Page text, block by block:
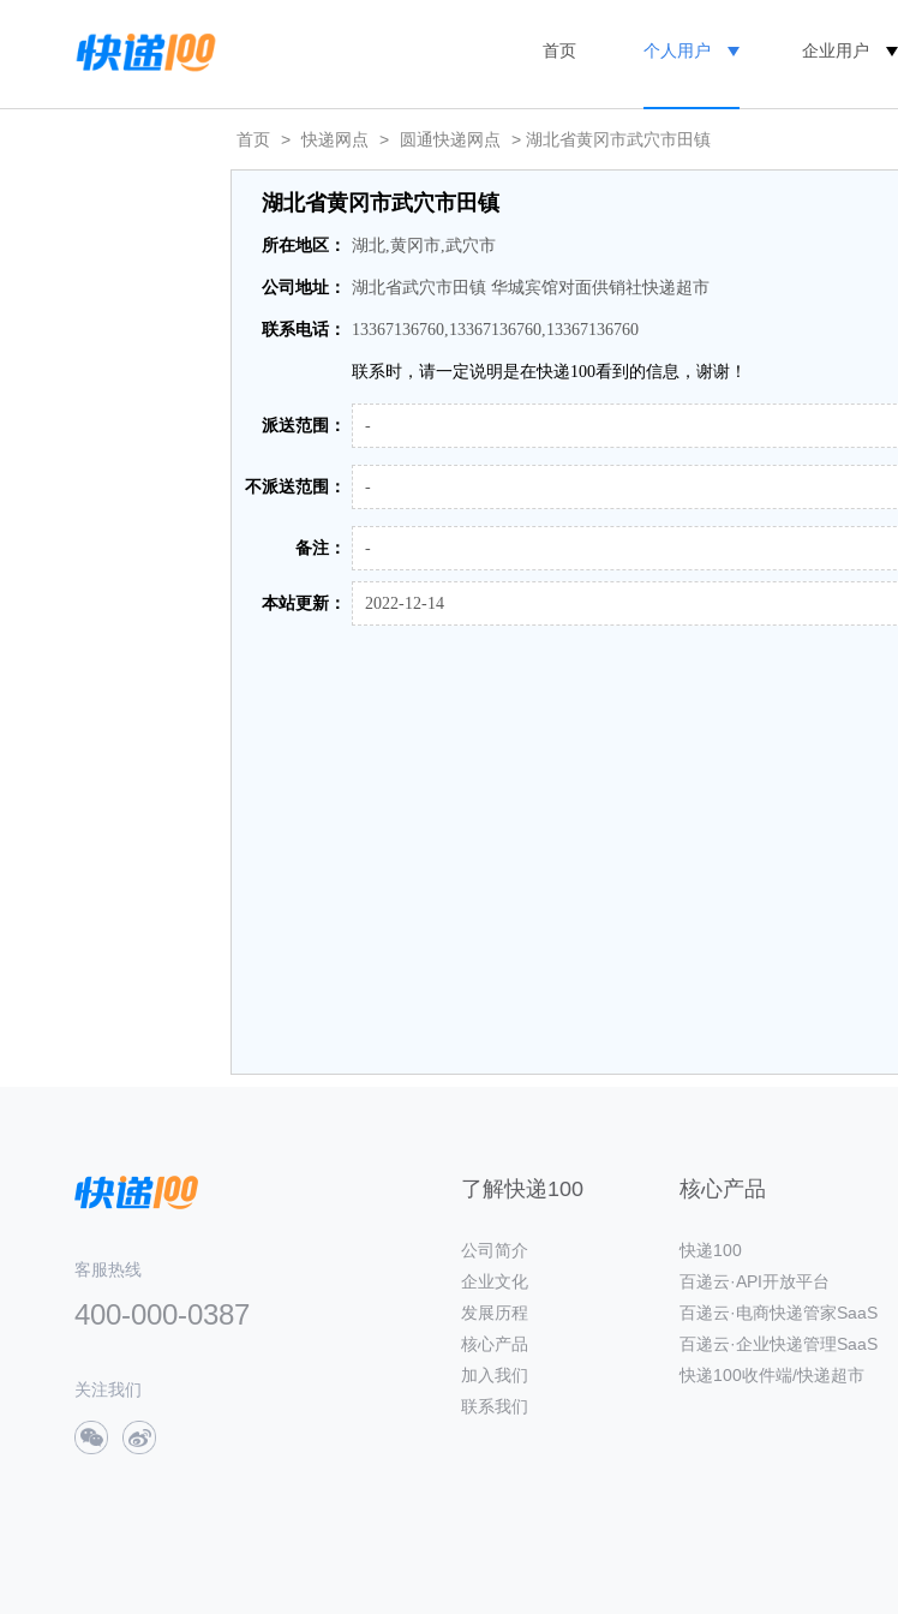
首页 个人用户 企业用户
首页 > 快递网点 > 圆通快递网点 > 湖北省黄冈市武穴市田镇
湖北省黄冈市武穴市田镇
所在地区： 湖北,黄冈市,武穴市
公司地址： 湖北省武穴市田镇 华城宾馆对面供销社快递超市
联系电话： 13367136760,13367136760,13367136760
联系时，请一定说明是在快递100看到的信息，谢谢！
派送范围： -
不派送范围： -
备注： -
本站更新： 2022-12-14
客服热线
400-000-0387
关注我们
了解快递100
公司简介
企业文化
发展历程
核心产品
加入我们
联系我们
核心产品
快递100
百递云·API开放平台
百递云·电商快递管家SaaS
百递云·企业快递管理SaaS
快递100收件端/快递超市